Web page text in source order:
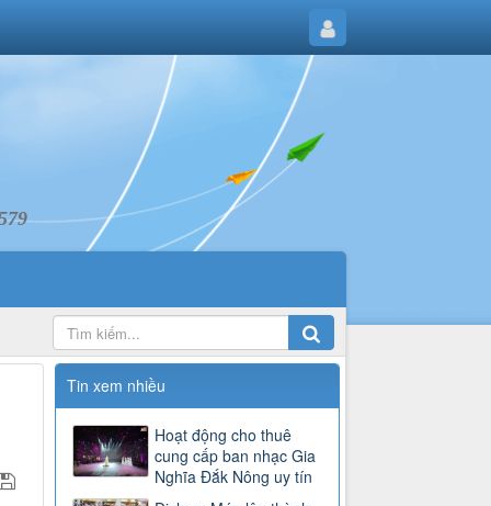
Tin xem nhiều
Hoạt động cho thuê
cung cấp ban nhạc Gia
Nghĩa Đắk Nông uy tín